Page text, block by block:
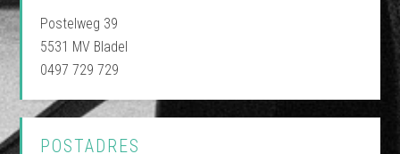
Postelweg 39
5531 MV Bladel
0497 729 729
POSTADRES